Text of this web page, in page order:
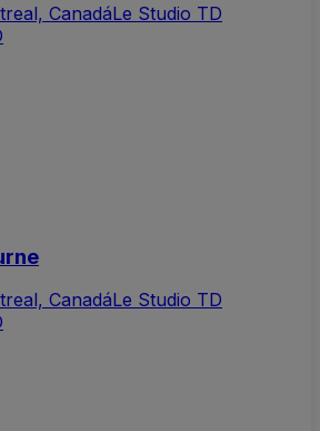
CanadáLe Studio TD
CanadáLe Studio TD